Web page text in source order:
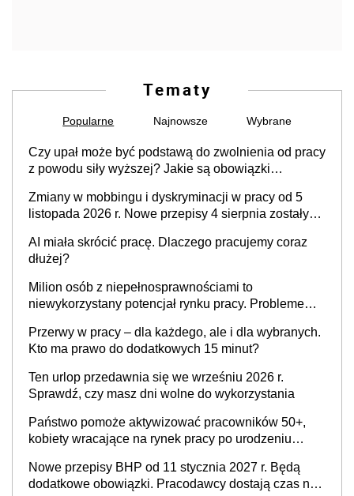
Tematy
Popularne Najnowsze Wybrane
Czy upał może być podstawą do zwolnienia od pracy
z powodu siły wyższej? Jakie są obowiązki
Zmiany w mobbingu i dyskryminacji w pracy od 5
listopada 2026 r. Nowe przepisy 4 sierpnia zostały
AI miała skrócić pracę. Dlaczego pracujemy coraz
dłużej?
Milion osób z niepełnosprawnościami to
niewykorzystany potencjał rynku pracy. Problemem
refundacji, ale bariery po stronie systemu i
świadomości pracodawców [WYWIAD]
Przerwy w pracy – dla każdego, ale i dla wybranych.
Kto ma prawo do dodatkowych 15 minut?
Ten urlop przedawnia się we wrześniu 2026 r.
Sprawdź, czy masz dni wolne do wykorzystania
Państwo pomoże aktywizować pracowników 50+,
kobiety wracające na rynek pracy po urodzeniu
neuroatypowe. Powstanie Fundusz na rzecz
Inkluzywności w Zatrudnianiu?
Nowe przepisy BHP od 11 stycznia 2027 r. Będą
dodatkowe obowiązki. Pracodawcy dostają czas na